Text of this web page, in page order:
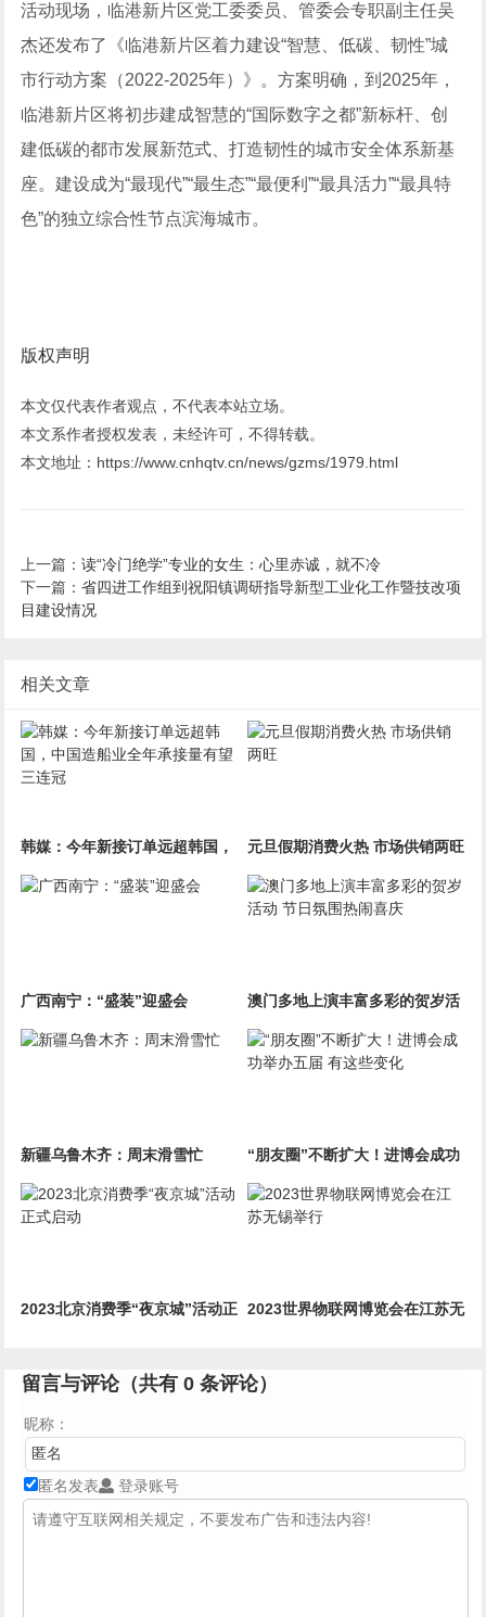
活动现场，临港新片区党工委委员、管委会专职副主任吴
杰还发布了《临港新片区着力建设“智慧、低碳、韧性”城
市行动方案（2022-2025年）》。方案明确，到2025年，
临港新片区将初步建成智慧的“国际数字之都”新标杆、创
建低碳的都市发展新范式、打造韧性的城市安全体系新基
座。建设成为“最现代”“最生态”“最便利”“最具活力”“最具特
色”的独立综合性节点滨海城市。
版权声明
本文仅代表作者观点，不代表本站立场。
本文系作者授权发表，未经许可，不得转载。
本文地址：https://www.cnhqtv.cn/news/gzms/1979.html
上一篇：读“冷门绝学”专业的女生：心里赤诚，就不冷
下一篇：省四进工作组到祝阳镇调研指导新型工业化工作暨技改项
目建设情况
相关文章
韩媒：今年新接订单远超韩国，
中国造船业全年承接量有望三连
元旦假期消费火热 市场供销两旺
广西南宁：“盛装”迎盛会
澳门多地上演丰富多彩的贺岁活
动 节日氛围热闹喜庆
新疆乌鲁木齐：周末滑雪忙
“朋友圈”不断扩大！进博会成功
举办五届 有这些变化
2023北京消费季“夜京城”活动正 2023世界物联网博览会在江苏无
留言与评论（共有0 条评论）
昵称：
匿名发表 登录账号